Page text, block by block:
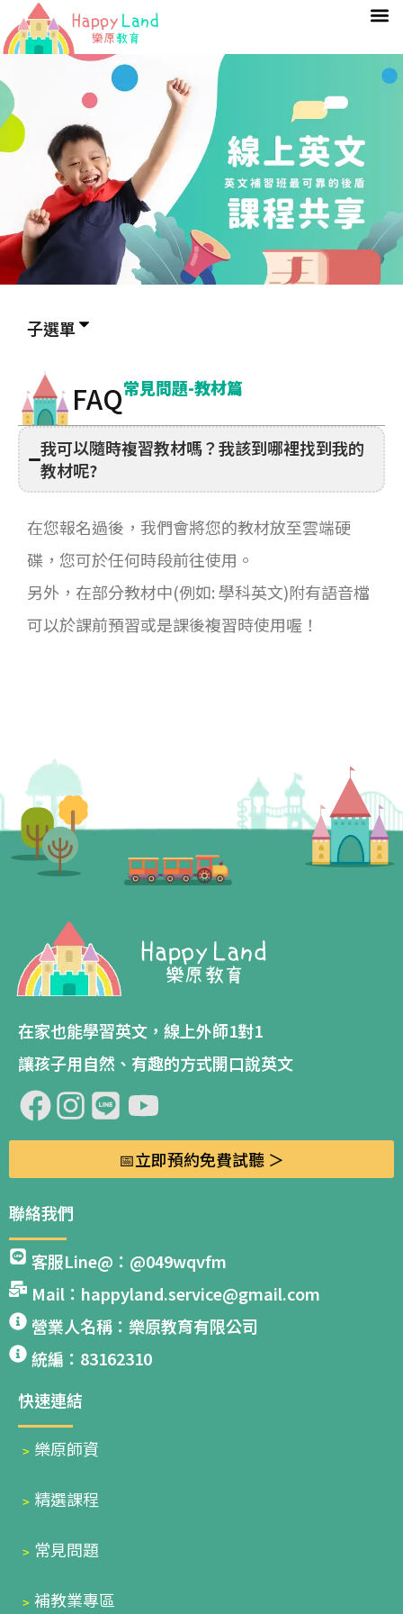
子選單
FAQ常見問題-教材篇
我可以隨時複習教材嗎？我該到哪裡找到我的
教材呢?
在您報名過後，我們會將您的教材放至雲端硬
碟，您可於任何時段前往使用。
另外，在部分教材中(例如: 學科英文)附有語音檔
可以於課前預習或是課後複習時使用喔！
在家也能學習英文，線上外師1對1
讓孩子用自然、有趣的方式開口說英文
📅立即預約免費試聽 ＞
聯絡我們
客服Line@：@049wqvfm
Mail：happyland.service@gmail.com
營業人名稱：樂原教育有限公司
統編：83162310
快速連結
﹥ 樂原師資
﹥ 精選課程
﹥ 常見問題
﹥ 補教業專區